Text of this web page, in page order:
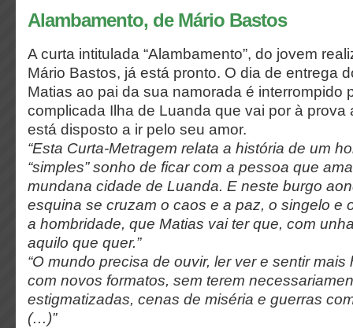
Alambamento, de Mário Bastos
A curta intitulada “Alambamento”, do jovem
Mário Bastos, já está pronto. O dia de entrega
Matias ao pai da sua namorada é interrompido
complicada Ilha de Luanda que vai por à prova
está disposto a ir pelo seu amor.
“Esta Curta-Metragem relata a história de um
“simples” sonho de ficar com a pessoa que
mundana cidade de Luanda. E neste burgo
esquina se cruzam o caos e a paz, o singelo e
a hombridade, que Matias vai ter que, com
aquilo que quer.”
“O mundo precisa de ouvir, ler ver e sentir mais
com novos formatos, sem terem
estigmatizadas, cenas de miséria e guerras
(…)”